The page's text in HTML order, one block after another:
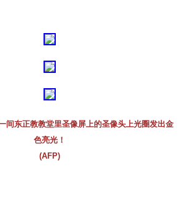
间东正教教堂里圣像屏上的圣像头上光圈发出金
色亮光！
(AFP)